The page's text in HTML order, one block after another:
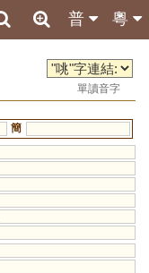
粵
普
單讀音字
簡